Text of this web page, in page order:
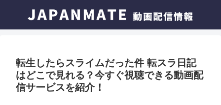
転生したらスライムだった件 転スラ日記
はどこで見れる？今すぐ視聴できる動画配
信サービスを紹介！